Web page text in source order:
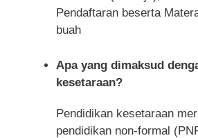
Pendaftaran beserta
buah
Apa yang dimaksud
kesetaraan?
Pendidikan kesetaraan
pendidikan non-formal